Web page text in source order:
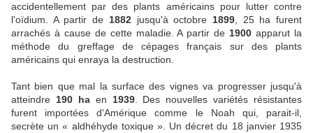
accidentellement par des plants américains pour lutter contre
l'oïdium. A partir de 1882jusqu'à octobre 1899, 25 ha furent
arrachés à cause de cette maladie. A partir de 1900 apparut la
méthode du greffage de cépages français sur des plants
américains qui enraya la destruction.
Tant bien que mal la surface des vignes va progresser jusqu'à
atteindre 190 haen 1939. Des nouvelles variétés résistantes
furent importées d'Amérique comme le Noah qui, parait-il,
secrète un « aldhéhyde toxique ». Un décret du 18 janvier 1935